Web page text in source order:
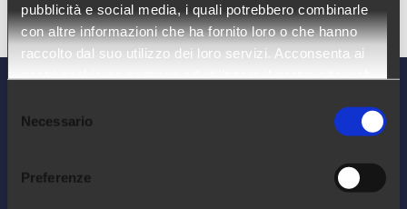
pubblicità e social media, i quali potrebbero combinarle
con altre informazioni che ha fornito loro o che hanno
raccolto dal suo utilizzo dei loro servizi. Acconsenta ai
nostri cookie se continua ad utilizzare il nostro sito web.
delNecessario
Preferenze